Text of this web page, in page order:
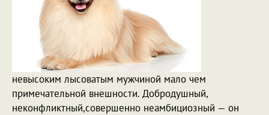
невысоким лысоватым мужчиной мало чем
примечательной внешности. Добродушный,
неконфликтный,совершенно неамбициозный — он